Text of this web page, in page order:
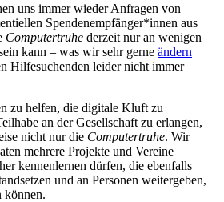
uns immer wieder Anfragen von
Spendenempfänger*innen aus
Computertruhe derzeit nur an wenigen
kann – was wir sehr gerne ändern
Hilfesuchenden leider nicht immer
zu helfen, die digitale Kluft zu
an der Gesellschaft zu erlangen,
nicht nur die Computertruhe. Wir
mehrere Projekte und Vereine
kennenlernen dürfen, die ebenfalls
und an Personen weitergeben,
können.